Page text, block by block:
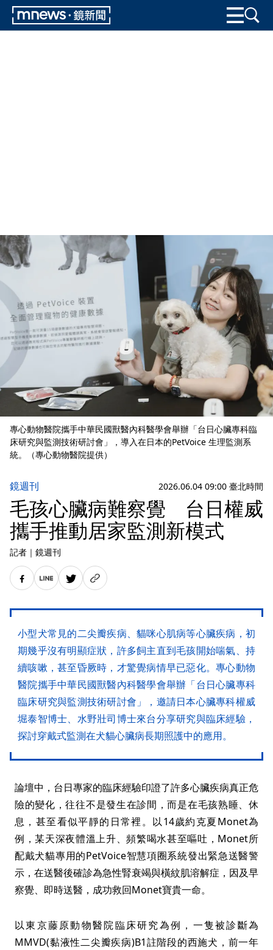
專心動物醫院攜手中華民國獸醫內科醫學會舉辦「台日心臟專科臨
床研究與監測技術研討會」，導入在日本的PetVoice 生理監測系
統。（專心動物醫院提供）
鏡週刊 2026.06.04 09:00 臺北時間
毛孩心臟病難察覺 台日權威
攜手推動居家監測新模式
記者 ｜ 鏡週刊
小型犬常見的二尖瓣疾病、貓咪心肌病等心臟疾病，初
期幾乎沒有明顯症狀，許多飼主直到毛孩開始喘氣、持
續咳嗽，甚至昏厥時，才驚覺病情早已惡化。專心動物
醫院攜手中華民國獸醫內科醫學會舉辦「台日心臟專科
臨床研究與監測技術研討會」，邀請日本心臟專科權威
堀泰智博士、水野壯司博士來台分享研究與臨床經驗，
探討穿戴式監測在犬貓心臟病長期照護中的應用。
論壇中，台日專家的臨床經驗印證了許多心臟疾病真正危
險的變化，往往不是發生在診間，而是在毛孩熟睡、休
息，甚至看似平靜的日常裡。以14歲約克夏Monet為
例，某天深夜體溫上升、頻繁喝水甚至嘔吐，Monet所
配戴犬貓專用的PetVoice智慧項圈系統發出緊急送醫警
示，在送醫後確診為急性腎衰竭與橫紋肌溶解症，因及早
察覺、即時送醫，成功救回Monet寶貴一命。
以東京藤原動物醫院臨床研究為例，一隻被診斷為
MMVD(黏液性二尖瓣疾病)B1註階段的西施犬，前一年